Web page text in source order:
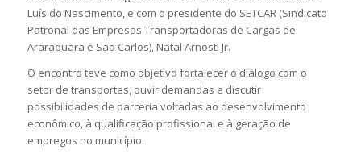
Luís do Nascimento, e com o presidente do SETCAR (Sindicato
Patronal das Empresas Transportadoras de Cargas de
Araraquara e São Carlos), Natal Arnosti Jr.
O encontro teve como objetivo fortalecer o diálogo com o
setor de transportes, ouvir demandas e discutir
possibilidades de parceria voltadas ao desenvolvimento
econômico, à qualificação profissional e à geração de
empregos no município.